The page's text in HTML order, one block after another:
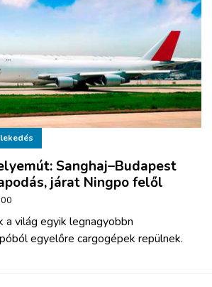
Sanghaj–Budapest
járat Ningpo felől
világ egyik legnagyobbn
egyelőre cargogépek repülnek.